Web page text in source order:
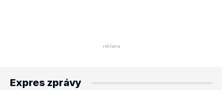
Expres zprávy